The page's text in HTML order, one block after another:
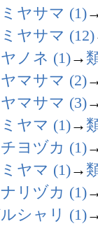
ヤサマ (1)
ヤサマ (12)
ノネ (1)→
マサマ (2)
マサマ (3)
ヤマ (1)→
ヨヅカ (1)
ヤマ (1)→
リヅカ (1)
シャリ (1)